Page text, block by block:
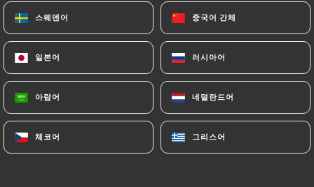
스웨덴어 중국어 간체
일본어 러시아어
아랍어 네덜란드어
체코어 그리스어
스웨덴어 중국어 간체
일본어 러시아어
아랍어 네덜란드어
체코어 그리스어